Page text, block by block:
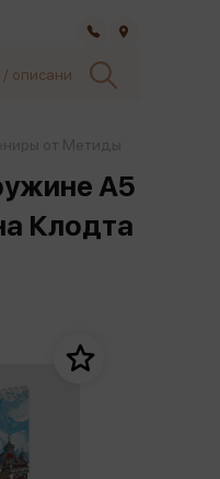
А5
Клодта